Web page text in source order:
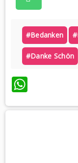
#bedanken
#danke Schön